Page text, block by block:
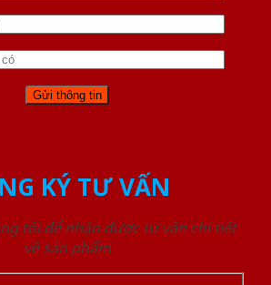
KÝ TƯ VẤN
tôi để nhận được tư vấn chi tiết
về sản phẩm